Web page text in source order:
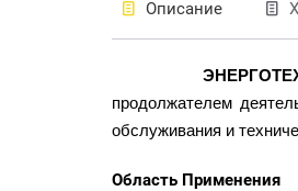
Описание
продолжателем
обслуживания и
Область Применения